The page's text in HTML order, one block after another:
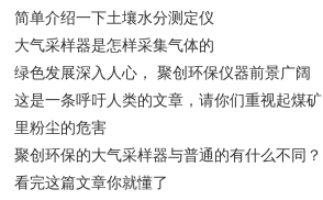
简单介绍一下土壤水分测定仪
大气采样器是怎样采集气体的
绿色发展深入人心， 聚创环保仪器前景广阔
这是一条呼吁人类的文章，请你们重视起煤矿
里粉尘的危害
聚创环保的大气采样器与普通的有什么不同？
看完这篇文章你就懂了